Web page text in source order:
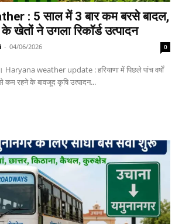
: 5 साल में 3 बार कम बरसे बादल,
के खेतों ने उगला रिकॉर्ड उत्पादन
- 04/06/2026 0
Haryana weather update : हरियाणा में पिछले पांच वर्षों
कम रहने के बावजूद कृषि उत्पादन...